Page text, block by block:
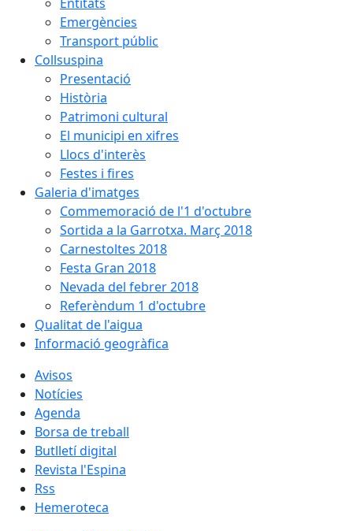
Emergències
Transport públic
Collsuspina
Presentació
Història
Patrimoni cultural
El municipi en xifres
Llocs d'interès
Festes i fires
Galeria d'imatges
Commemoració de l'1 d'octubre
Sortida a la Garrotxa. Març 2018
Carnestoltes 2018
Festa Gran 2018
Nevada del febrer 2018
Referèndum 1 d'octubre
Qualitat de l'aigua
Informació geogràfica
Avisos
Notícies
Agenda
Borsa de treball
Butlletí digital
Revista l'Espina
Rss
Hemeroteca